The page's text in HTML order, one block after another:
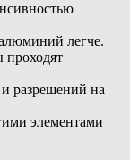
легче.
разрешений на
элементами